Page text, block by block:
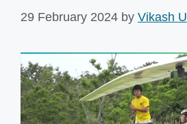
29 February 2024 by Vikash U